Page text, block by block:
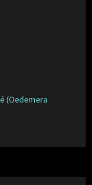
(Oedemera